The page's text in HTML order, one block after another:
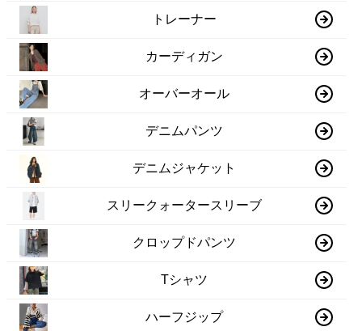
トレーナー
カーディガン
オーバーオール
デニムパンツ
デニムジャケット
スリークォータースリーブ
クロップドパンツ
Tシャツ
ハーフジップ